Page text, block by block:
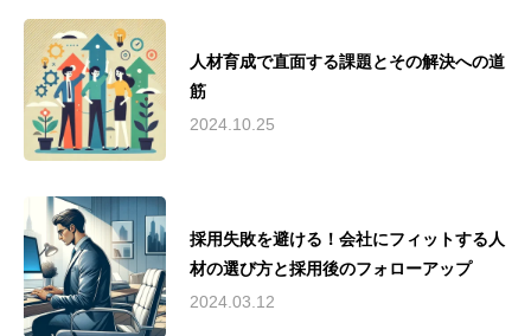
人材育成で直面する課題とその解決への道
筋
2024.10.25
採用失敗を避ける！会社にフィットする人
材の選び方と採用後のフォローアップ
2024.03.12